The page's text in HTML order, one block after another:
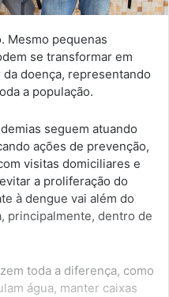
Mesmo pequenas
se transformar em
doença, representando
a população.
seguem atuando
ações de prevenção,
visitas domiciliares e
a proliferação do
à dengue vai além do
principalmente, dentro de
toda a diferença, como
água, manter caixas